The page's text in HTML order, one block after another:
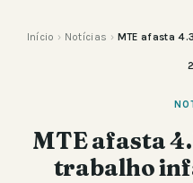
Início › Notícias › MTE afasta
MTE afasta
trabalho